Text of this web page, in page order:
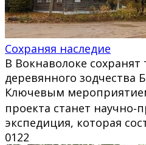
Сохраняя наследие
В Вокнаволоке
деревянного зодчества
Ключевым
проекта станет
экспедиция, которая
0122